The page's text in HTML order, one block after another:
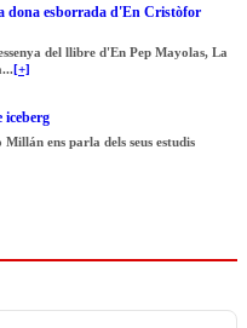
dona esborrada d'En Cristòfor
del llibre d'En Pep Mayolas, La
[+]
ens parla dels seus estudis